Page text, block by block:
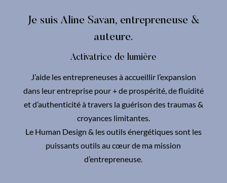
Je suis Aline Savan, entrepreneuse &
auteure.
Activatrice de lumière
J’aide les entrepreneuses à accueillir l’expansion
dans leur entreprise pour + de prospérité, de fluidité
et d’authenticité à travers la guérison des traumas &
croyances limitantes.
Le Human Design & les outils énergétiques sont les
puissants outils au cœur de ma mission
d’entrepreneuse.